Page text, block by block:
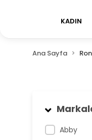
KADIN
Ana Sayfa
Abby